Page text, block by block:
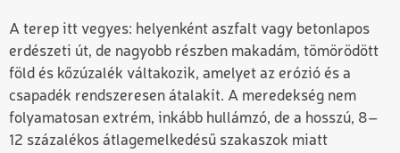
A terep itt vegyes: helyenként aszfalt vagy betonlapos
erdészeti út, de nagyobb részben makadám, tömörödött
föld és kőzúzalék váltakozik, amelyet az erózió és a
csapadék rendszeresen átalakít. A meredekség nem
folyamatosan extrém, inkább hullámzó, de a hosszú, 8–
12 százalékos átlagemelkedésű szakaszok miatt